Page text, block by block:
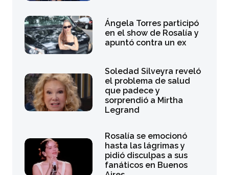
Ángela Torres participó
en el show de Rosalía y
apuntó contra un ex
Soledad Silveyra reveló
el problema de salud
que padece y
sorprendió a Mirtha
Legrand
Rosalía se emocionó
hasta las lágrimas y
pidió disculpas a sus
fanáticos en Buenos